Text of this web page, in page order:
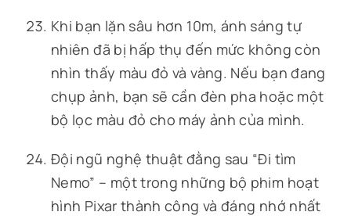
Khi bạn lặn sâu hơn 10m, ánh sáng tự
nhiên đã bị hấp thụ đến mức không còn
nhìn thấy màu đỏ và vàng. Nếu bạn đang
chụp ảnh, bạn sẽ cần đèn pha hoặc một
bộ lọc màu đỏ cho máy ảnh của mình.
Đội ngũ nghệ thuật đằng sau “Đi tìm
Nemo” – một trong những bộ phim hoạt
hình Pixar thành công và đáng nhớ nhất